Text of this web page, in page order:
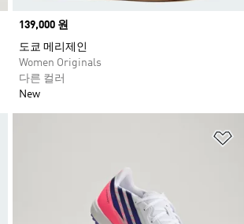
Price
139,000 원
도쿄 메리제인
Women Originals
다른 컬러
New